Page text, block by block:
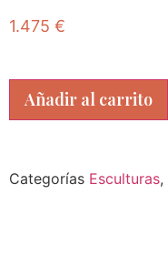
1.475 €
Añadir al carrito
Categorías Esculturas,